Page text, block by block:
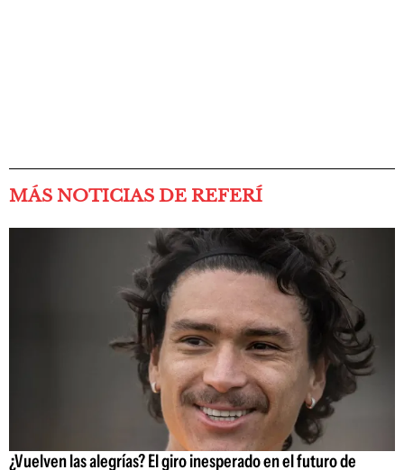
MÁS NOTICIAS DE REFERÍ
¿Vuelven las alegrías? El giro inesperado en el futuro de